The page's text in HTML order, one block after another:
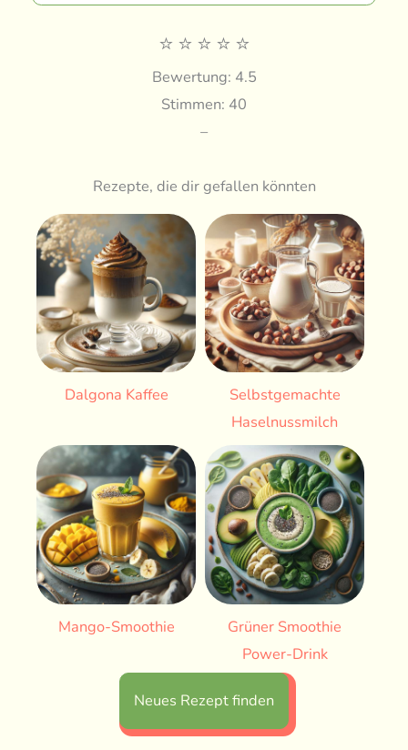
⭐ ⭐ ⭐ ⭐ ⭐
Bewertung: 4.5
Stimmen: 40
–
Rezepte, die dir gefallen könnten
Dalgona Kaffee
Selbstgemachte
Haselnussmilch
Mango-Smoothie
Grüner Smoothie
Power-Drink
Neues Rezept finden